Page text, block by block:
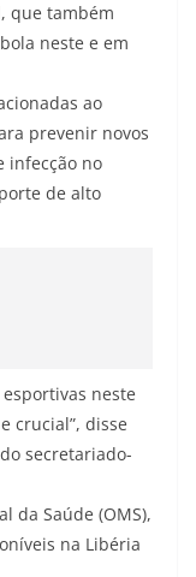
que também
neste e em
ao
prevenir novos
infecção no
de alto
neste
crucial”, disse
secretariado-
da Saúde (OMS),
na Libéria